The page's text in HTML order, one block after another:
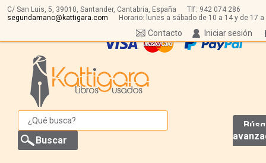
C/ San Luis, 5, 39010, Santander, Cantabria, España Tlf: 942 074 286
segundamano@kattigara.com
Horario: lunes a sábado de 10 a 14 y de 17 a
Iniciar sesión
Contacto